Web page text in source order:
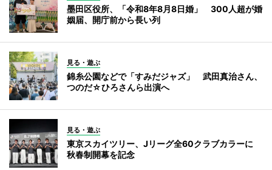
墨田区役所、「令和8年8月8日婚」 300人超が婚
姻届、開庁前から長い列
見る・遊ぶ
錦糸公園などで「すみだジャズ」 武田真治さん、
つのだ☆ひろさんら出演へ
見る・遊ぶ
東京スカイツリー、Jリーグ全60クラブカラーに
秋春制開幕を記念